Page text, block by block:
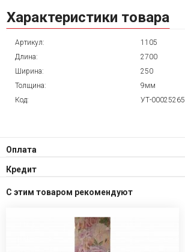
Характеристики товара
Артикул:
1105
Длина:
2700
Ширина:
250
Толщина:
9мм
Код:
УТ-00025265
Оплата
Кредит
С этим товаром рекомендуют